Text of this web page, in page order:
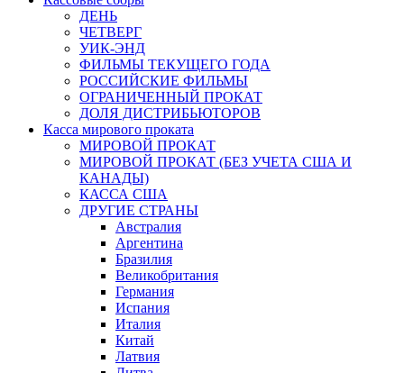
ДЕНЬ
ЧЕТВЕРГ
УИК-ЭНД
ФИЛЬМЫ ТЕКУЩЕГО ГОДА
РОССИЙСКИЕ ФИЛЬМЫ
ОГРАНИЧЕННЫЙ ПРОКАТ
ДОЛЯ ДИСТРИБЬЮТОРОВ
Касса мирового проката
МИРОВОЙ ПРОКАТ
МИРОВОЙ ПРОКАТ (БЕЗ УЧЕТА США И
КАНАДЫ)
КАССА США
ДРУГИЕ СТРАНЫ
Австралия
Аргентина
Бразилия
Великобритания
Германия
Испания
Италия
Китай
Латвия